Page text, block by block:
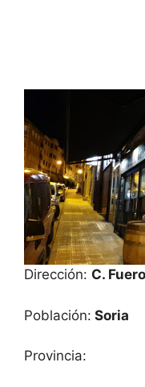
Dirección: C.
Población: Soria
Provincia: